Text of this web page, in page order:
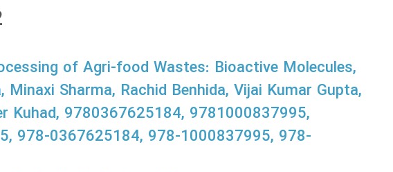
of Agri-food Wastes: Bioactive Molecules,
Minaxi Sharma, Rachid Benhida, Vijai Kumar Gupta,
Kuhad, 9780367625184, 9781000837995,
978-0367625184, 978-1000837995, 978-